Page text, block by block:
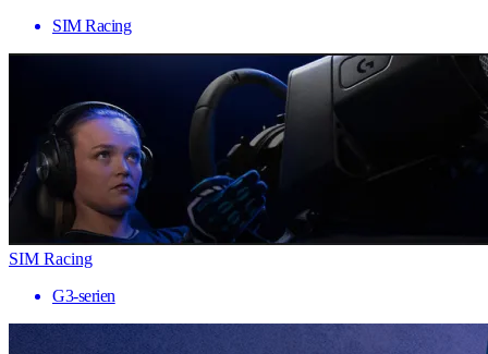
SIM Racing
SIM Racing
G3-serien